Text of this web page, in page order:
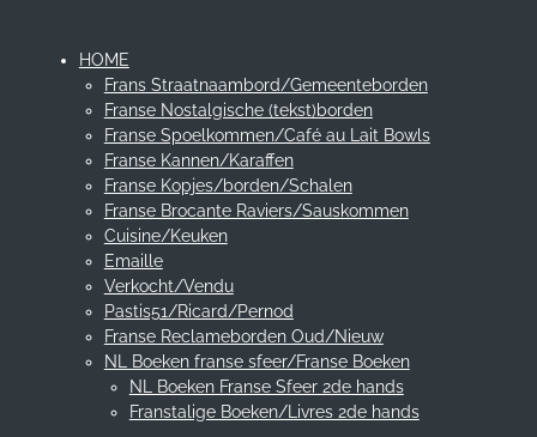
HOME
Frans Straatnaambord/Gemeenteborden
Franse Nostalgische (tekst)borden
Franse Spoelkommen/Café au Lait Bowls
Franse Kannen/Karaffen
Franse Kopjes/borden/Schalen
Franse Brocante Raviers/Sauskommen
Cuisine/Keuken
Emaille
Verkocht/Vendu
Pastis51/Ricard/Pernod
Franse Reclameborden Oud/Nieuw
NL Boeken franse sfeer/Franse Boeken
NL Boeken Franse Sfeer 2de hands
Franstalige Boeken/Livres 2de hands